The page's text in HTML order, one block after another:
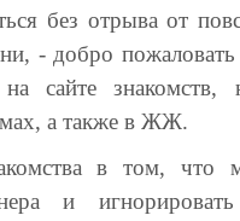
без отрыва от
- добро
сайте знакомств,
а также в ЖЖ.
в том, что
и игнорировать